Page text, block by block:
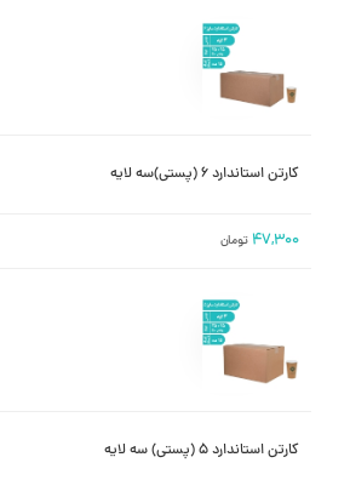
کارتن استاندارد ۶ (پستی)سه لایه
۴۷,۳۰۰ تومان
کارتن استاندارد ۵ (پستی) سه لایه